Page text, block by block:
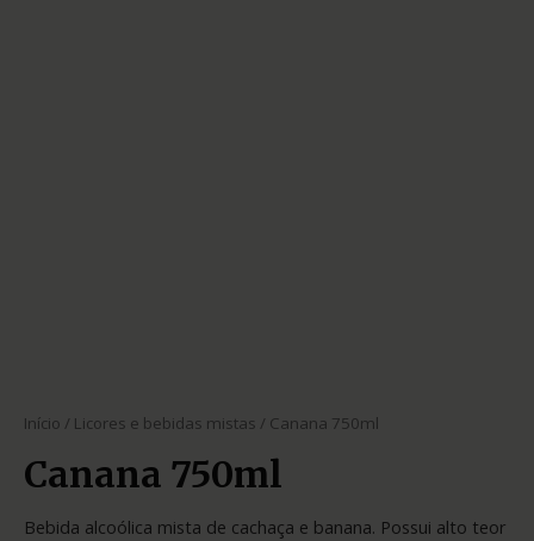
Início / Licores e bebidas mistas / Canana 750ml
Canana 750ml
Bebida alcoólica mista de cachaça e banana. Possui alto teor